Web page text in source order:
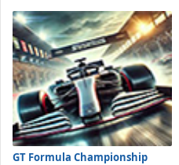
GT Formula Championship